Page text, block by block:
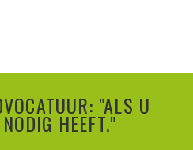
"ALS U
HEEFT."